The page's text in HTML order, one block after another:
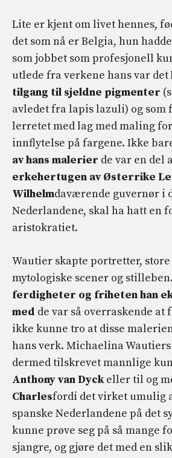
Lite er kjent om livet hennes,
det som nå er Belgia, hun
som jobbet som profesjonell
utlede fra verkene hans var det
tilgang til sjeldne pigmenter
avledet fra lapis lazuli) og som
lerretet med lag med maling
innflytelse på fargene. Ikke
av hans malerier de var en del
erkehertugen av Østerrike
Wilhelmdaværende guvernør i
Nederlandene, skal ha hatt en
aristokratiet.
Wautier skapte portretter,
mytologiske scener og
ferdigheter og friheten han
med de var så overraskende
ikke kunne tro at disse
hans verk. Michaelina
dermed tilskrevet mannlige
Anthony van Dyckeller til og
Charlesfordi det virket umulig
spanske Nederlandene på det
kunne prøve seg på så mange
sjangre, og gjøre det med en